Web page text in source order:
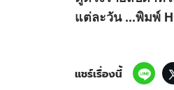
แต่ละวัน ...พิมพ์
แชร์เรื่องนี้